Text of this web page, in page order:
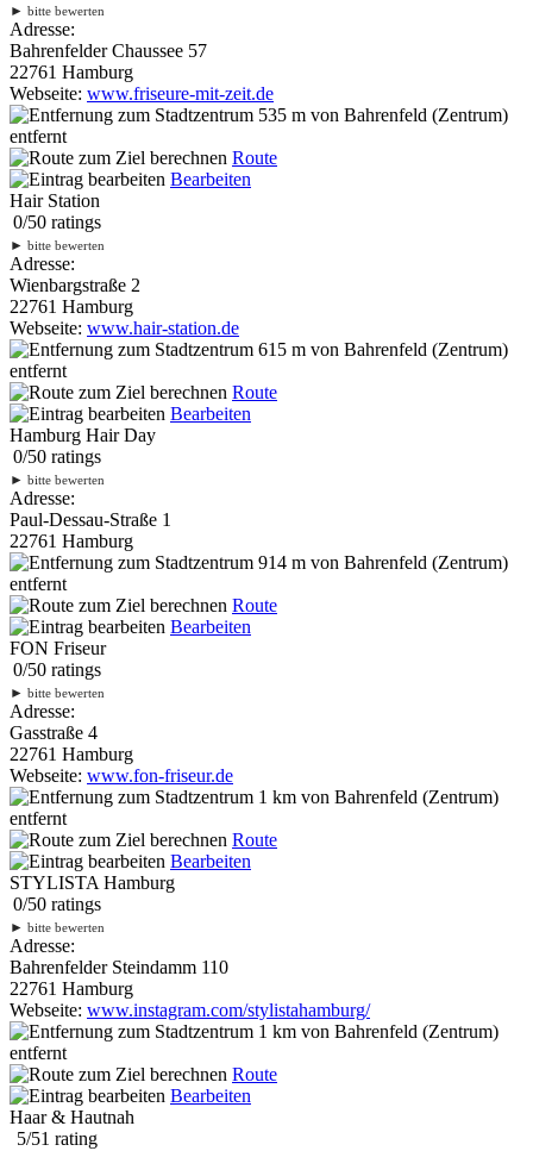
► bitte bewerten
Adresse:
Bahrenfelder Chaussee 57
22761 Hamburg
Webseite: www.friseure-mit-zeit.de
535 m von Bahrenfeld (Zentrum)
entfernt
Route
Bearbeiten
Hair Station
0/50 ratings
► bitte bewerten
Adresse:
Wienbargstraße 2
22761 Hamburg
Webseite: www.hair-station.de
615 m von Bahrenfeld (Zentrum)
entfernt
Route
Bearbeiten
Hamburg Hair Day
0/50 ratings
► bitte bewerten
Adresse:
Paul-Dessau-Straße 1
22761 Hamburg
914 m von Bahrenfeld (Zentrum)
entfernt
Route
Bearbeiten
FON Friseur
0/50 ratings
► bitte bewerten
Adresse:
Gasstraße 4
22761 Hamburg
Webseite: www.fon-friseur.de
1 km von Bahrenfeld (Zentrum)
entfernt
Route
Bearbeiten
STYLISTA Hamburg
0/50 ratings
► bitte bewerten
Adresse:
Bahrenfelder Steindamm 110
22761 Hamburg
Webseite: www.instagram.com/stylistahamburg/
1 km von Bahrenfeld (Zentrum)
entfernt
Route
Bearbeiten
Haar & Hautnah
5/51 rating